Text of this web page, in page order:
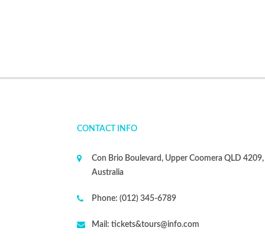
CONTACT INFO
Con Brio Boulevard, Upper Coomera QLD 4209,
Australia
Phone: (012) 345-6789
Mail: tickets&tours@info.com